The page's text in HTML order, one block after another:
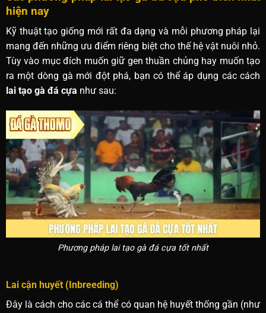
hiện nay
Kỹ thuật tạo giống mới rất đa dạng và mỗi phương pháp lại
mang đến những ưu điểm riêng biệt cho thế hệ vật nuôi nhỏ.
Tùy vào mục đích muốn giữ gen thuần chủng hay muốn tạo
ra một dòng gà mới đột phá, bạn có thể áp dụng các cách
lai tạo gà đá cựa như sau:
Phương pháp lai tạo gà đá cựa tốt nhất
Lai cận huyết (Inbreeding)
Đây là cách cho các cá thể có quan hệ huyết thống gần (như